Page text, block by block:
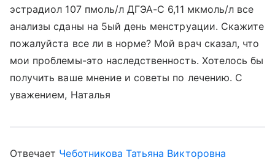
эстрадиол 107 пмоль/л ДГЭА-С 6,11 мкмоль/л все
анализы сданы на 5ый день менструации. Скажите
пожалуйста все ли в норме? Мой врач сказал, что
мои проблемы-это наследственность. Хотелось бы
получить ваше мнение и советы по лечению. С
уважением, Наталья
Отвечает Чеботникова Татьяна Викторовна